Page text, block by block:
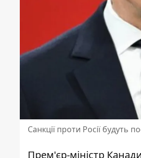
Санкції проти Росії будуть
Прем'єр-міністр